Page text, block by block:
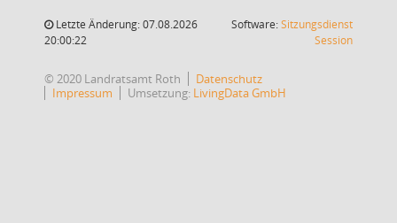
Letzte Änderung: 07.08.2026
20:00:22
Software:Sitzungsdienst
Session(Wird in
© 2020 Landratsamt Roth
Datenschutz
Impressum
Umsetzung: LivingData GmbH